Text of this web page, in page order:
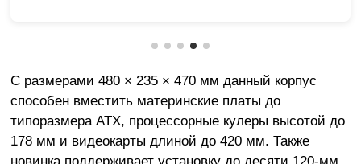
С размерами 480 × 235 × 470 мм данный корпус
способен вместить материнские платы до
типоразмера ATX, процессорные кулеры высотой до
178 мм и видеокарты длиной до 420 мм. Также
новинка поддерживает установку до десяти 120-мм